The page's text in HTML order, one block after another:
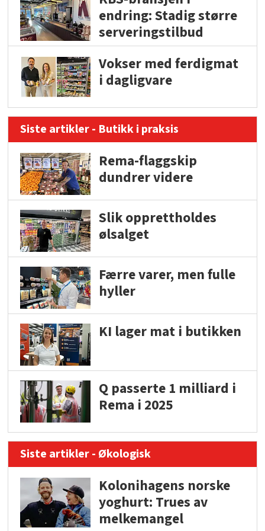
endring: Stadig større
serveringstilbud
Vokser med ferdigmat
i dagligvare
Siste artikler - Butikk i praksis
Rema-flaggskip
dundrer videre
Slik opprettholdes
ølsalget
Færre varer, men fulle
hyller
KI lager mat i butikken
Q passerte 1 milliard i
Rema i 2025
Siste artikler - Økologisk
Kolonihagens norske
yoghurt: Trues av
melkemangel